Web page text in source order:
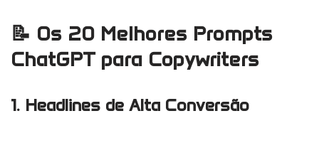
📝 Os 20 Melhores Prompts
ChatGPT para Copywriters
1. Headlines de Alta Conversão